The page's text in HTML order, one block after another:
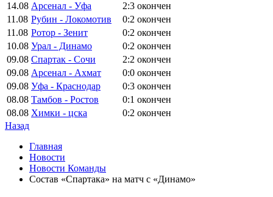
14.08 Арсенал - Уфа 2:3 окончен
11.08 Рубин - Локомотив 0:2 окончен
11.08 Ротор - Зенит 0:2 окончен
10.08 Урал - Динамо 0:2 окончен
09.08 Спартак - Сочи 2:2 окончен
09.08 Арсенал - Ахмат 0:0 окончен
09.08 Уфа - Краснодар 0:3 окончен
08.08 Тамбов - Ростов 0:1 окончен
08.08 Химки - цска 0:2 окончен
Назад
Главная
Новости
Новости Команды
Состав «Спартака» на матч с «Динамо»